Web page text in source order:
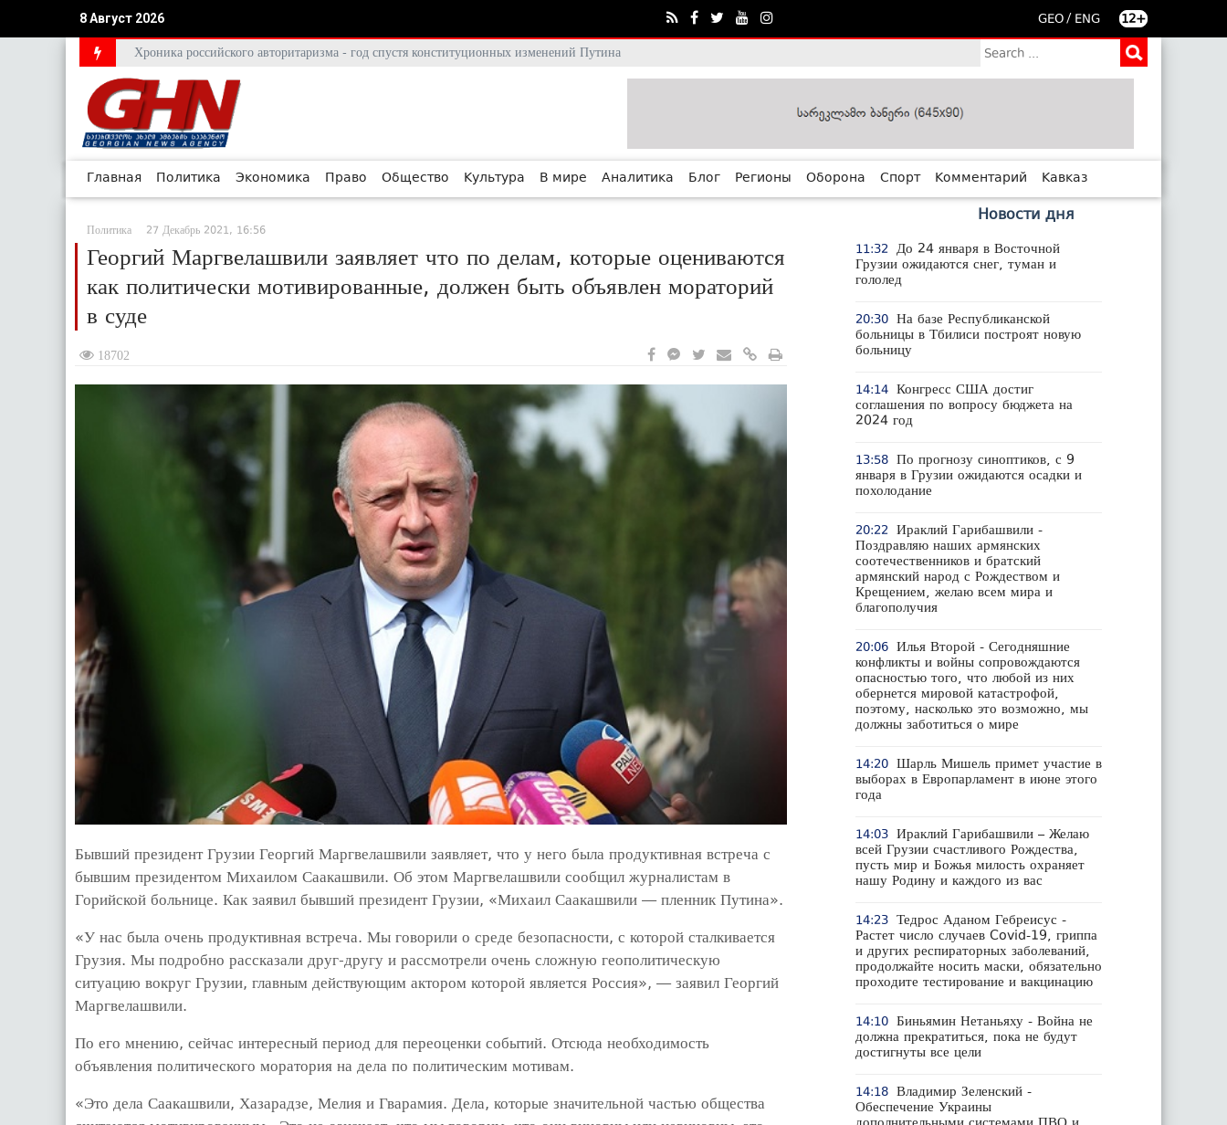
8 Август 2026 GEO / ENG 12+
Хроника российского авторитаризма - год спустя конституционных изменений Путина
Главная Политика Экономика Право Общество Культура В мире Аналитика Блог Регионы Оборона Спорт Комментарий Кавказ
Политика 27 Декабрь 2021, 16:56
Георгий Маргвелашвили заявляет что по делам, которые оцениваются
как политически мотивированные, должен быть объявлен мораторий
в суде
18702
Бывший президент Грузии Георгий Маргвелашвили заявляет, что у него была продуктивная встреча с
бывшим президентом Михаилом Саакашвили. Об этом Маргвелашвили сообщил журналистам в
Горийской больнице. Как заявил бывший президент Грузии, «Михаил Саакашвили — пленник Путина».
«У нас была очень продуктивная встреча. Мы говорили о среде безопасности, с которой сталкивается
Грузия. Мы подробно рассказали друг-другу и рассмотрели очень сложную геополитическую
ситуацию вокруг Грузии, главным действующим актором которой является Россия», — заявил Георгий
Маргвелашвили.
По его мнению, сейчас интересный период для переоценки событий. Отсюда необходимость
объявления политического моратория на дела по политическим мотивам.
«Это дела Саакашвили, Хазарадзе, Мелия и Гварамия. Дела, которые значительной частью общества
Новости дня
11:32
До 24 января в Восточной
Грузии ожидаются снег, туман и
гололед
20:30 На базе Республиканской
больницы в Тбилиси построят новую
больницу
14:14 Конгресс США достиг
соглашения по вопросу бюджета на
2024 год
13:58 По прогнозу синоптиков, с 9
января в Грузии ожидаются осадки и
похолодание
20:22
Ираклий Гарибашвили -
Поздравляю наших армянских
соотечественников и братский
армянский народ с Рождеством и
Крещением, желаю всем мира и
благополучия
20:06 Илья Второй - Сегодняшние
конфликты и войны сопровождаются
опасностью того, что любой из них
обернется мировой катастрофой,
поэтому, насколько это возможно, мы
должны заботиться о мире
14:20 Шарль Мишель примет участие в
выборах в Европарламент в июне этого
года
14:03 Ираклий Гарибашвили – Желаю
всей Грузии счастливого Рождества,
пусть мир и Божья милость охраняет
нашу Родину и каждого из вас
14:23 Тедрос Аданом Гебреисус -
Растет число случаев Covid-19, гриппа
и других респираторных заболеваний,
продолжайте носить маски, обязательно
проходите тестирование и вакцинацию
14:10 Биньямин Нетаньяху - Война не
должна прекратиться, пока не будут
достигнуты все цели
14:18 Владимир Зеленский -
Обеспечение Украины